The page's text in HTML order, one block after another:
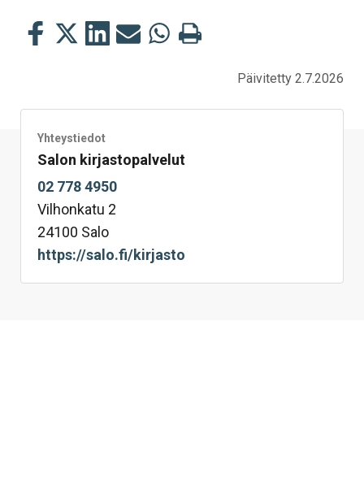
Jaa
Jaa
Jaa Jaa Jaa
WhatsApp:ssa
Tulosta
Päivitetty 2.7.2026
Yhteystiedot
Salon kirjastopalvelut
02 778 4950
Vilhonkatu 2
24100 Salo
https://salo.fi/kirjasto